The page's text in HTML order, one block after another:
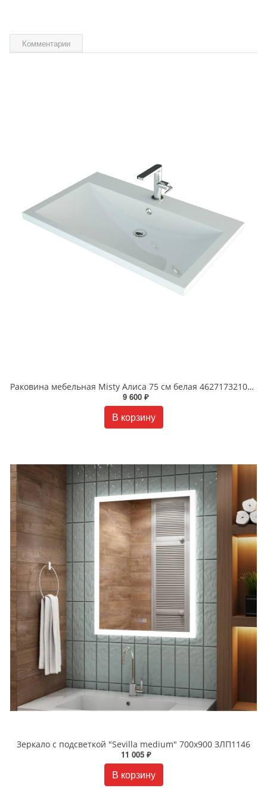
Комментарии
Раковина мебельная Misty Алиса 75 см белая 4627173210317
9 600 ₽
В корзину
Зеркало с подсветкой "Sevilla medium" 700x900 ЗЛП1146
11 005 ₽
В корзину